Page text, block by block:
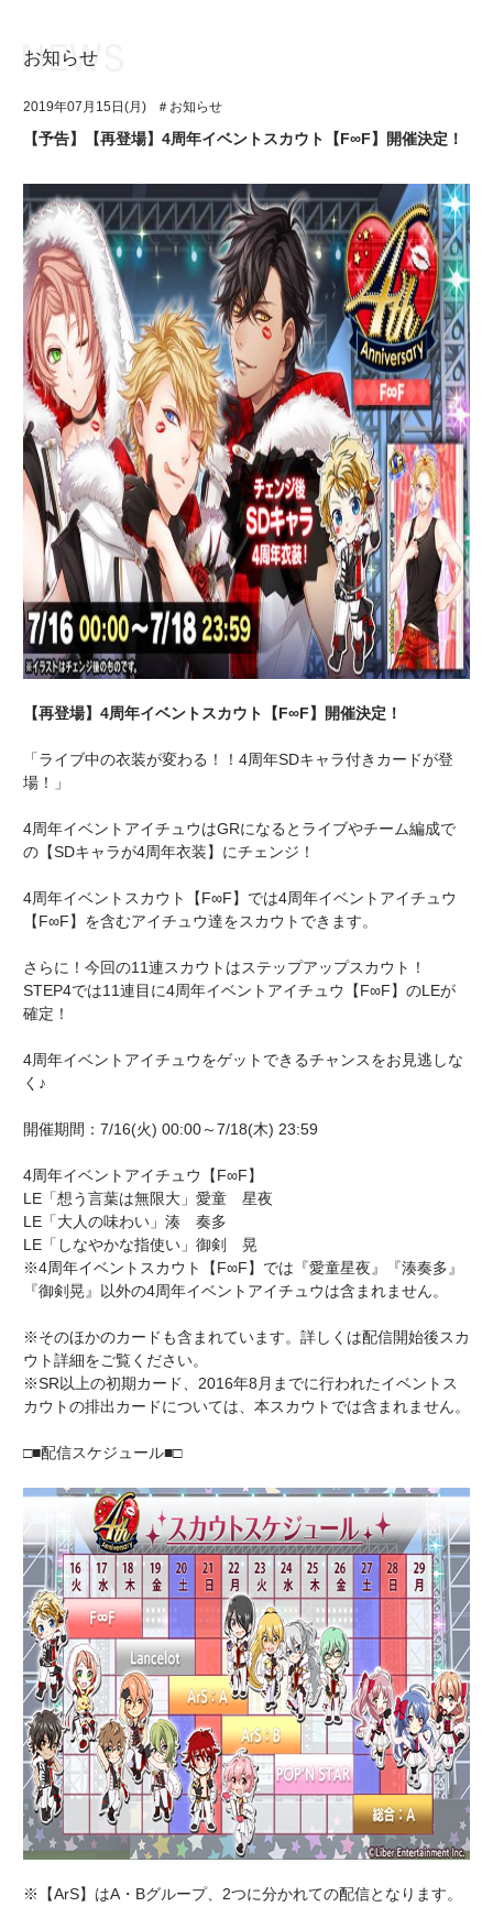
アプリゲーム
イベント・キャンペーン
ミュージック
グッズ・本
ギャラリー
ユニット&キャラクター
アプリゲーム
イベント・キャンペーン
ミュージック
グッズ・本
ギャラリー
お知らせ
2019年07月15日(月) ＃お知らせ
【予告】【再登場】4周年イベントスカウト【F∞F】開催決定！
【再登場】4周年イベントスカウト【F∞F】開催決定！
「ライブ中の衣装が変わる！！4周年SDキャラ付きカードが登
場！」
4周年イベントアイチュウはGRになるとライブやチーム編成で
の【SDキャラが4周年衣装】にチェンジ！
4周年イベントスカウト【F∞F】では4周年イベントアイチュウ
【F∞F】を含むアイチュウ達をスカウトできます。
さらに！今回の11連スカウトはステップアップスカウト！
STEP4では11連目に4周年イベントアイチュウ【F∞F】のLEが
確定！
4周年イベントアイチュウをゲットできるチャンスをお見逃しな
く♪
開催期間：7/16(火) 00:00～7/18(木) 23:59
4周年イベントアイチュウ【F∞F】
LE「想う言葉は無限大」愛童 星夜
LE「大人の味わい」湊 奏多
LE「しなやかな指使い」御剣 晃
※4周年イベントスカウト【F∞F】では『愛童星夜』『湊奏多』
『御剣晃』以外の4周年イベントアイチュウは含まれません。
※そのほかのカードも含まれています。詳しくは配信開始後スカ
ウト詳細をご覧ください。
※SR以上の初期カード、2016年8月までに行われたイベントス
カウトの排出カードについては、本スカウトでは含まれません。
□■配信スケジュール■□
※【ArS】はA・Bグループ、2つに分かれての配信となります。